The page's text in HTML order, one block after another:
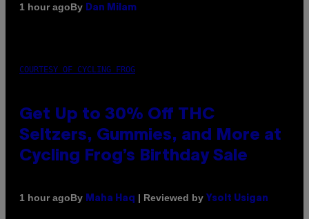
1 hour agoBy Dan Milam
COURTESY OF CYCLING FROG
Get Up to 30% Off THC
Seltzers, Gummies, and More at
Cycling Frog’s Birthday Sale
1 hour agoBy Maha Haq | Reviewed by Ysolt Usigan